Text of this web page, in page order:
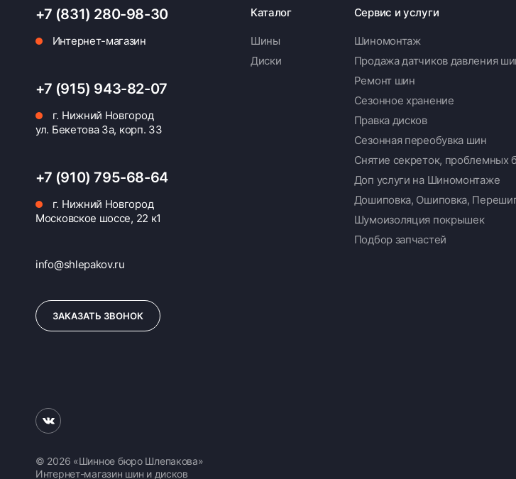
+7 (831) 280-98-30
Интернет-магазин
+7 (915) 943-82-07
г. Нижний Новгород
ул. Бекетова 3а, корп. 33
+7 (910) 795-68-64
г. Нижний Новгород
Московское шоссе, 22 к1
info@shlepakov.ru
ЗАКАЗАТЬ ЗВОНОК
Каталог
Шины
Диски
Сервис и услуги
Шиномонтаж
Продажа датчиков давления
Ремонт шин
Сезонное хранение
Правка дисков
Сезонная переобувка шин
Снятие секреток, проблемных
Доп услуги на Шиномонтаже
Дошиповка, Ошиповка,
Шумоизоляция покрышек
Подбор запчастей
© 2026 «Шинное бюро Шлепакова»
Интернет-магазин шин и дисков